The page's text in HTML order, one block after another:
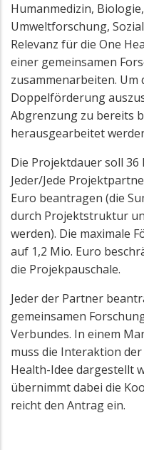
Humanmedizin,
Umweltforschung,
Relevanz für die One
einer gemeinsamen
zusammenarbeiten.
Doppelförderung
Abgrenzung zu bereits
herausgearbeitet
Die Projektdauer soll
Jeder/Jede
Euro beantragen (die
durch Projektstruktur
werden). Die maximale
auf 1,2 Mio. Euro
die Projekpauschale.
Jeder der Partner
gemeinsamen
Verbundes. In einem
muss die Interaktion
Health-Idee dargestellt
übernimmt dabei die
reicht den Antrag ein.